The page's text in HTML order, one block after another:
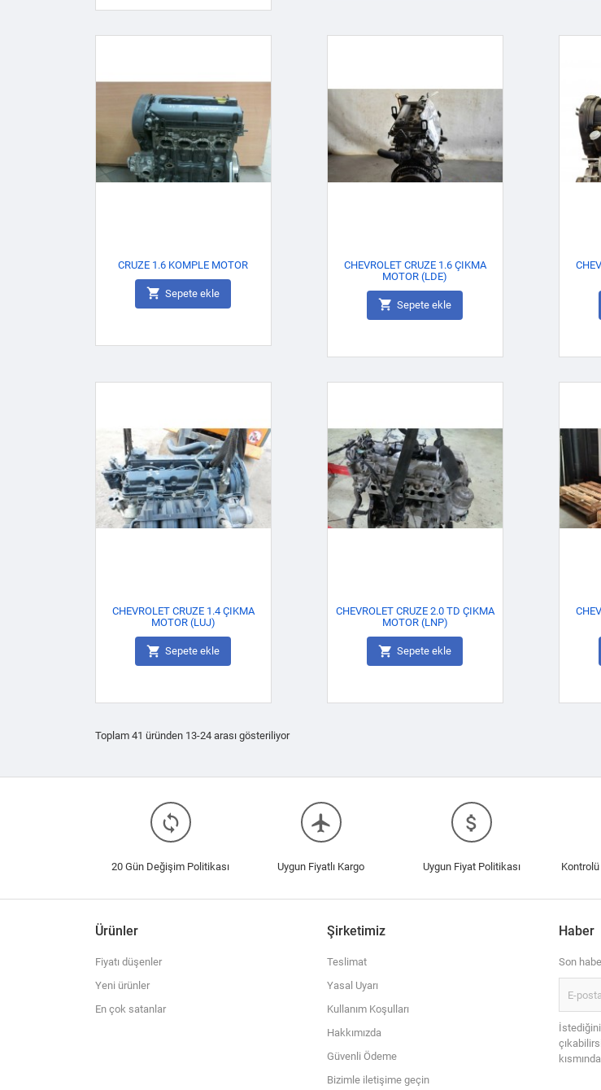
CRUZE 1.6 KOMPLE MOTOR
 Sepete ekle
CHEVROLET CRUZE 1.6 ÇIKMA
MOTOR (LDE)
 Sepete ekle
CHEVROLET CRUZE 1.4 ÇIKMA
MOTOR (LUJ)
 Sepete ekle
CHEVROLET CRUZE 2.0 TD ÇIKMA
MOTOR (LNP)
 Sepete ekle
Toplam 41 üründen 13-24 arası gösteriliyor
loop
20 Gün Değişim Politikası
flight
Uygun Fiyatlı Kargo
attach_money
Uygun Fiyat Politikası Kontrolü
Ürünler
Fiyatı düşenler
Yeni ürünler
En çok satanlar
Şirketimiz
Teslimat
Yasal Uyarı
Kullanım Koşulları
Hakkımızda
Güvenli Ödeme
Bizimle iletişime geçin
Haber
Son